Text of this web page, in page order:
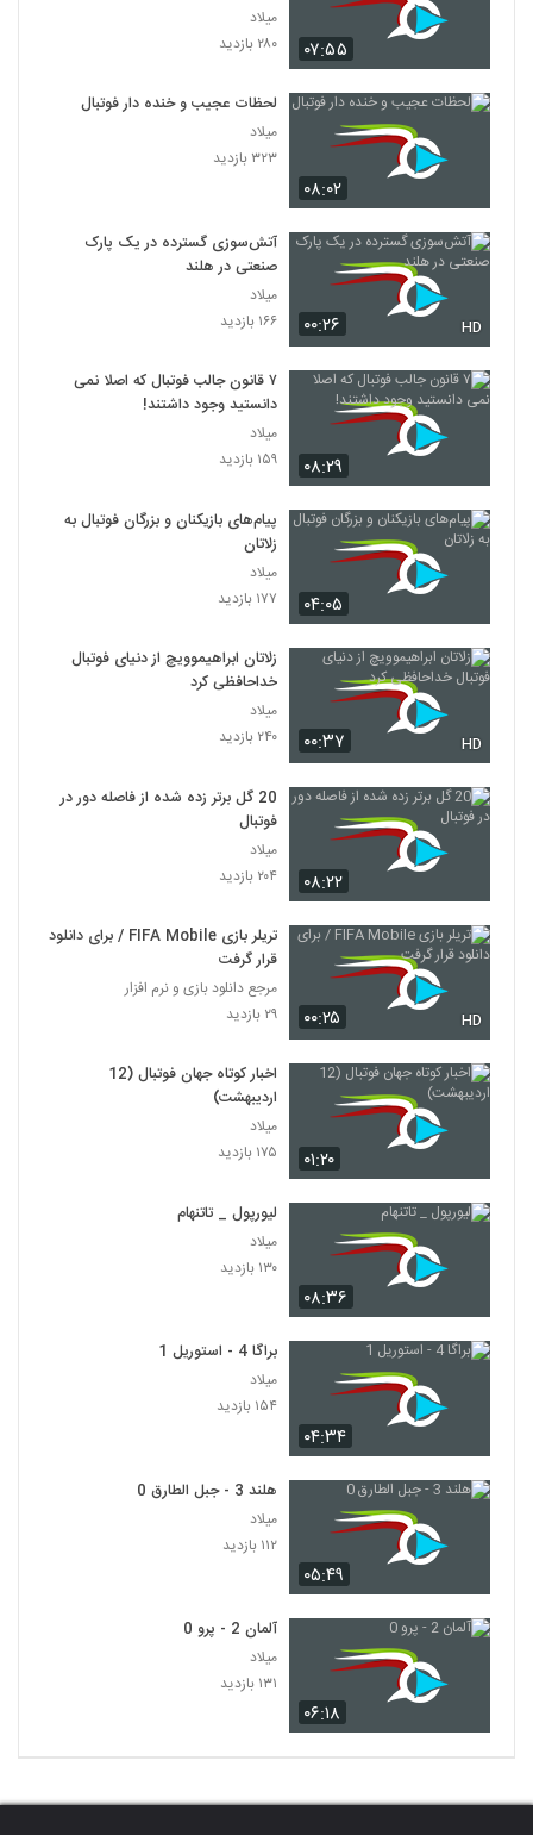
۰۷:۵۵
میلاد
۲۸۰ بازدید
۰۸:۰۲
لحظات عجیب و خنده دار فوتبال
میلاد
۳۲۳ بازدید
۰۰:۲۶ HD
آتش‌سوزی گسترده در یک پارک
صنعتی در هلند
میلاد
۱۶۶ بازدید
۰۸:۲۹
۷ قانون جالب فوتبال که اصلا نمی
دانستید وجود داشتند!
میلاد
۱۵۹ بازدید
۰۴:۰۵
پیام‌های بازیکنان و بزرگان فوتبال به
زلاتان
میلاد
۱۷۷ بازدید
۰۰:۳۷ HD
زلاتان ابراهیموویچ از دنیای فوتبال
خداحافظی کرد
میلاد
۲۴۰ بازدید
۰۸:۲۲
20 گل برتر زده شده از فاصله دور در
فوتبال
میلاد
۲۰۴ بازدید
۰۰:۲۵ HD
تریلر بازی FIFA Mobile / برای دانلود
قرار گرفت
مرجع دانلود بازی و نرم افزار
۲۹ بازدید
۰۱:۲۰
اخبار کوتاه جهان فوتبال (12
اردیبهشت)
میلاد
۱۷۵ بازدید
۰۸:۳۶
لیورپول _ تاتنهام
میلاد
۱۳۰ بازدید
۰۴:۳۴
براگا 4 - استوریل 1
میلاد
۱۵۴ بازدید
۰۵:۴۹
هلند 3 - جبل الطارق 0
میلاد
۱۱۲ بازدید
۰۶:۱۸
آلمان 2 - پرو 0
میلاد
۱۳۱ بازدید